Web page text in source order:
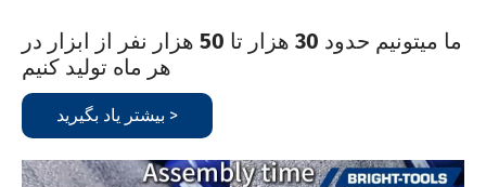
ما ميتونيم حدود 30 هزار تا 50 هزار نفر از ابزار در
هر ماه توليد کنيم
بیشتر یاد بگیرید >